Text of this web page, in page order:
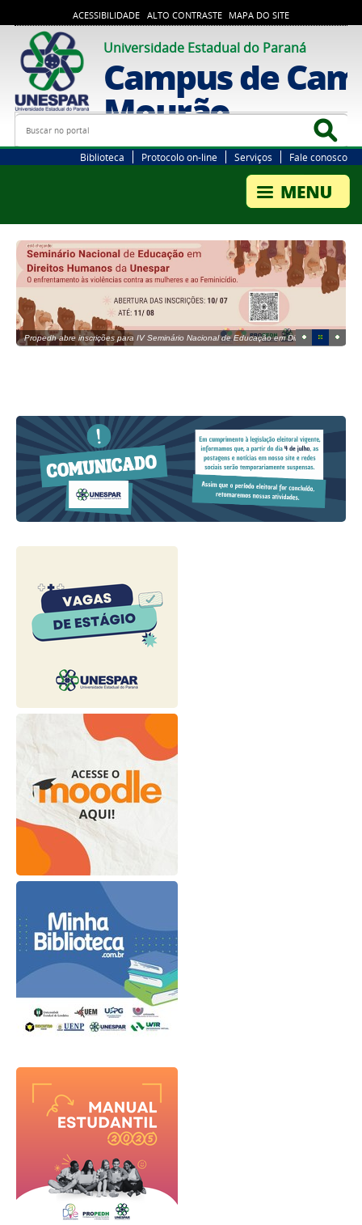
ACESSIBILIDADE ALTO CONTRASTE MAPA DO SITE
Universidade Estadual do Paraná
Campus de
Mourão
Busca
Biblioteca Protocolo on-line Serviços Fale conosco
Propedh abre inscrições para IV Seminário Nacional de Educação em Direitos